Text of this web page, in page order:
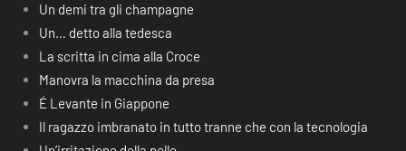
Un demi tra gli champagne
Un… detto alla tedesca
La scritta in cima alla Croce
Manovra la macchina da presa
É Levante in Giappone
Il ragazzo imbranato in tutto tranne che con la tecnologia